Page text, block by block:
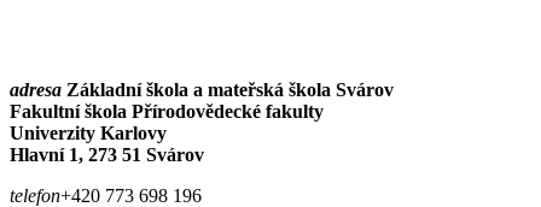
adresa Základní škola a mateřská škola Svárov
Fakultní škola Přírodovědecké fakulty
Univerzity Karlovy
Hlavní 1, 273 51 Svárov
telefon+420 773 698 196